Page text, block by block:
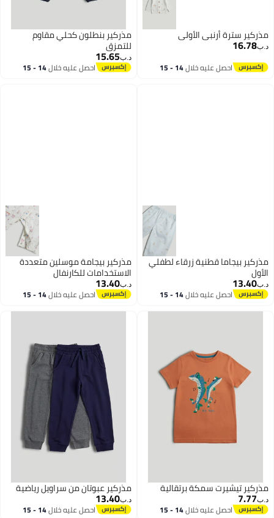
مذركير سترة أرنبي الأولى
د.ب‏16.78
احصل عليه خلال 14 - 15
مذركير بنطلون كحلي مقاوم
للتمزق
د.ب‏15.65
احصل عليه خلال 14 - 15
مذركير بيجاما قطنية زرقاء لطفلي
الأول
د.ب‏13.40
احصل عليه خلال 14 - 15
اغسطس
مذركير بيجامة موسلين متعددة
الاستخدامات للكارنفال
د.ب‏13.40
احصل عليه خلال 14 - 15
اغسطس
مذركير تيشيرت سمكة برتقالية
د.ب‏7.77
احصل عليه خلال 14 - 15
مذركير عبوتان من سراويل رياضية
د.ب‏13.40
احصل عليه خلال 14 - 15